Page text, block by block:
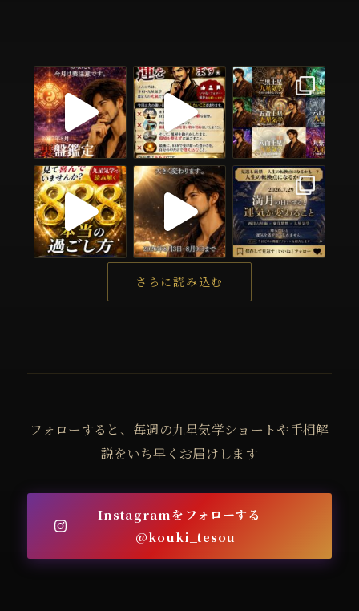
さらに読み込む
フォローすると、毎週の九星気学ショートや手相解
説をいち早くお届けします
Instagramをフォローする
@kouki_tesou